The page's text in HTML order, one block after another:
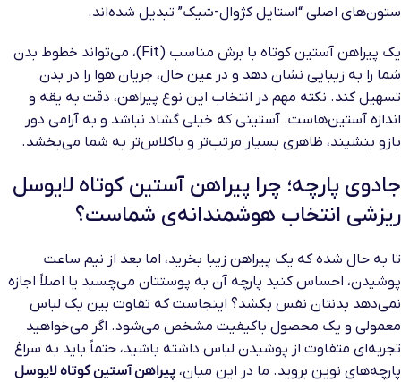
ستون‌های اصلی “استایل کژوال-شیک” تبدیل شده‌اند.
یک پیراهن آستین کوتاه با برش مناسب (Fit)، می‌تواند خطوط بدن
شما را به زیبایی نشان دهد و در عین حال، جریان هوا را در بدن
تسهیل کند. نکته مهم در انتخاب این نوع پیراهن، دقت به یقه و
اندازه آستین‌هاست. آستینی که خیلی گشاد نباشد و به آرامی دور
بازو بنشیند، ظاهری بسیار مرتب‌تر و باکلاس‌تر به شما می‌بخشد.
جادوی پارچه؛ چرا پیراهن آستین کوتاه لایوسل
ریزشی انتخاب هوشمندانه‌ی شماست؟
تا به حال شده که یک پیراهن زیبا بخرید، اما بعد از نیم ساعت
پوشیدن، احساس کنید پارچه آن به پوستتان می‌چسبد یا اصلاً اجازه
نمی‌دهد بدنتان نفس بکشد؟ اینجاست که تفاوت بین یک لباس
معمولی و یک محصول باکیفیت مشخص می‌شود. اگر می‌خواهید
تجربه‌ای متفاوت از پوشیدن لباس داشته باشید، حتماً باید به سراغ
پارچه‌های نوین بروید. ما در این میان، پیراهن آستین کوتاه لایوسل